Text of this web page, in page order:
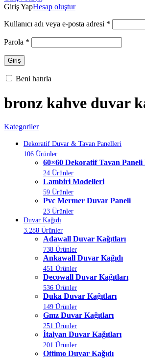
Giriş YapHesap oluştur
Kullanıcı adı veya e-posta adresi *
Parola *
Giriş
Beni hatırla
bronz kahve duvar
Kategoriler
Dekoratif Duvar & Tavan Panelleri
106 Ürünler
60×60 Dekoratif Tavan
24 Ürünler
Lambiri Modelleri
59 Ürünler
Pvc Mermer Duvar Paneli
23 Ürünler
Duvar Kağıdı
3.288 Ürünler
Adawall Duvar Kağıtları
738 Ürünler
Ankawall Duvar Kağıdı
451 Ürünler
Decowall Duvar Kağıtları
536 Ürünler
Duka Duvar Kağıtları
149 Ürünler
Gmz Duvar Kağıtları
251 Ürünler
İtalyan Duvar Kağıtları
201 Ürünler
Ottimo Duvar Kağıdı